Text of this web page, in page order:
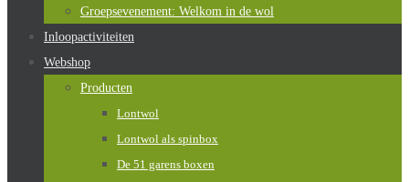
Groepsevenement: Welkom in de wol
Inloopactiviteiten
Webshop
Producten
Lontwol
Lontwol als spinbox
De 51 garens boxen